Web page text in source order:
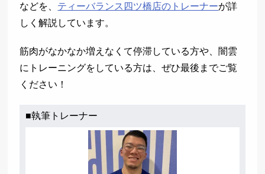
などを、 ティーバランス四ツ橋店のトレーナーが詳
しく解説しています。
筋肉がなかなか増えなくて停滞している方や、闇雲
にトレーニングをしている方は、ぜひ最後までご覧
ください！
■執筆トレーナー